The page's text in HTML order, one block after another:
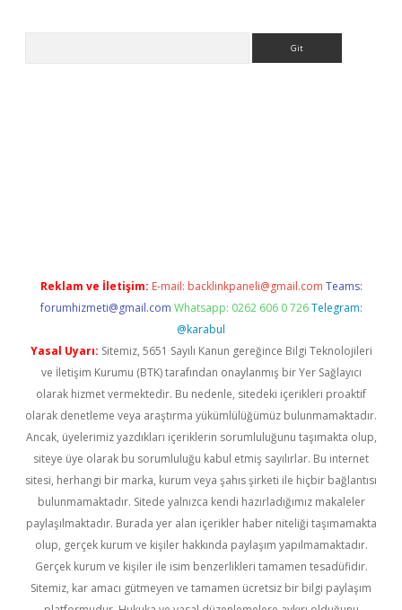
Reklam ve İletişim: E-mail: backlinkpaneli@gmail.com Teams:
forumhizmeti@gmail.com Whatsapp: 0262 606 0 726 Telegram:
@karabul
Yasal Uyarı: Sitemiz, 5651 Sayılı Kanun gereğince Bilgi Teknolojileri
ve İletişim Kurumu (BTK) tarafından onaylanmış bir Yer Sağlayıcı
olarak hizmet vermektedir. Bu nedenle, sitedeki içerikleri proaktif
olarak denetleme veya araştırma yükümlülüğümüz bulunmamaktadır.
Ancak, üyelerimiz yazdıkları içeriklerin sorumluluğunu taşımakta olup,
siteye üye olarak bu sorumluluğu kabul etmiş sayılırlar. Bu internet
sitesi, herhangi bir marka, kurum veya şahıs şirketi ile hiçbir bağlantısı
bulunmamaktadır. Sitede yalnızca kendi hazırladığımız makaleler
paylaşılmaktadır. Burada yer alan içerikler haber niteliği taşımamakta
olup, gerçek kurum ve kişiler hakkında paylaşım yapılmamaktadır.
Gerçek kurum ve kişiler ile isim benzerlikleri tamamen tesadüfidir.
Sitemiz, kar amacı gütmeyen ve tamamen ücretsiz bir bilgi paylaşım